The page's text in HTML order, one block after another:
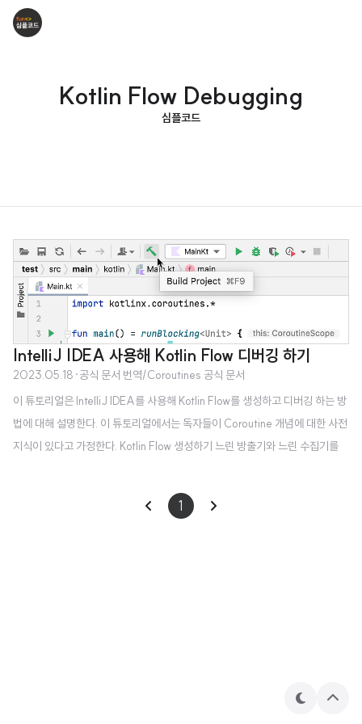
Kotlin Flow Debugging
심플코드
IntelliJ IDEA 사용해 Kotlin Flow 디버깅 하기
2023.05.18 ·공식 문서 번역/Coroutines 공식 문서
이 튜토리얼은 IntelliJ IDEA를 사용해 Kotlin Flow를 생성하고 디버깅 하는 방
법에 대해 설명한다. 이 튜토리얼에서는 독자들이 Coroutine 개념에 대한 사전
지식이 있다고 가정한다. Kotlin Flow 생성하기 느린 방출기와 느린 수집기를
약 프로젝트가 없다면 하나를 새로 만든다. 2. kotlinx.coroutines 라이브러리
를 Gradle 프로젝트에서 사용하기 위해서 다음 종속성을 build.gradle(.kts)
1
테
상